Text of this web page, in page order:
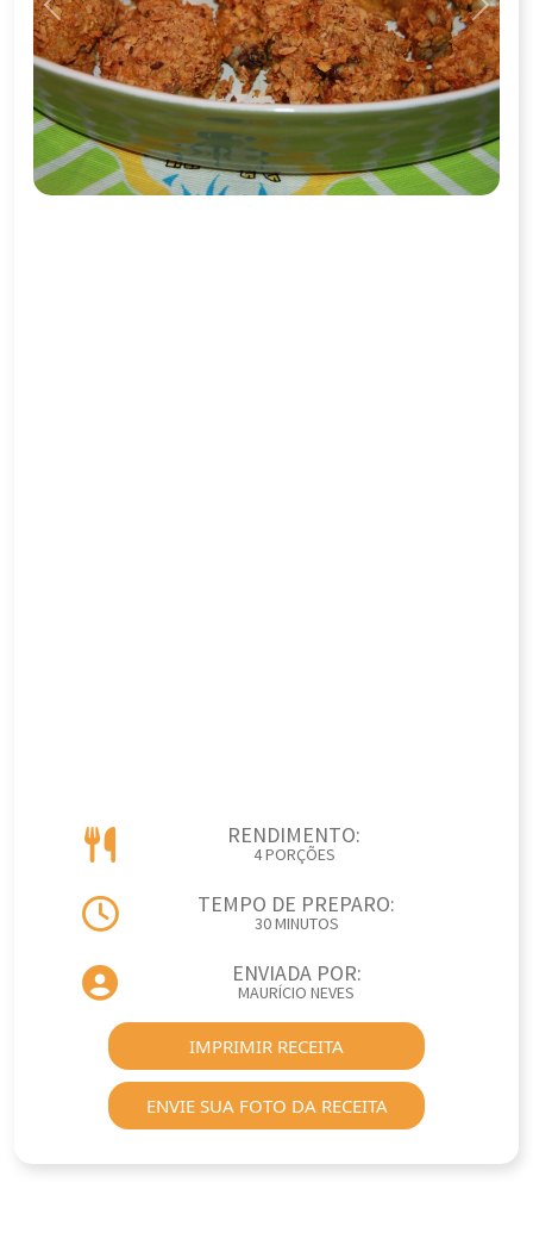
Previous Next
RENDIMENTO:
4 PORÇÕES
TEMPO DE PREPARO:
30 MINUTOS
ENVIADA POR:
MAURÍCIO NEVES
IMPRIMIR RECEITA
ENVIE SUA FOTO DA RECEITA